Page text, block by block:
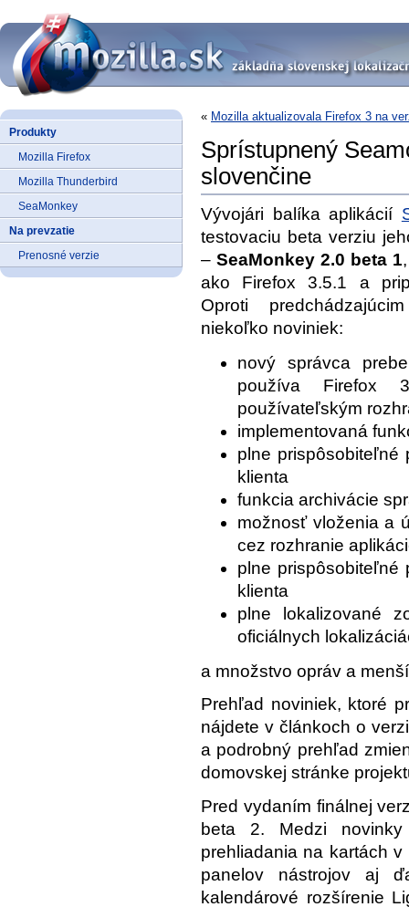
Produkty
Mozilla Firefox
Mozilla Thunderbird
SeaMonkey
Na prevzatie
Prenosné verzie
« Mozilla aktualizovala Firefox 3 na
Sprístupnený
slovenčine
Vývojári balíka aplikácií
testovaciu beta verziu
– SeaMonkey 2.0 beta 1
ako Firefox 3.5.1 a
Oproti
niekoľko noviniek:
nový správca
používa Firefox
používateľským
implementovaná
plne prispôsobiteľné
klienta
funkcia archivácie
možnosť vloženia a
cez rozhranie
plne prispôsobiteľné
klienta
plne lokalizované
oficiálnych
a množstvo opráv a
Prehľad noviniek, ktoré
nájdete v článkoch o
a podrobný prehľad
domovskej stránke
Pred vydaním finálnej
beta 2. Medzi
prehliadania na kartách
panelov nástrojov aj
kalendárové rozšírenie